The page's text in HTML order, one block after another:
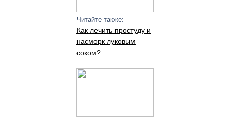
Читайте также:
Как лечить простуду и
насморк луковым
соком?